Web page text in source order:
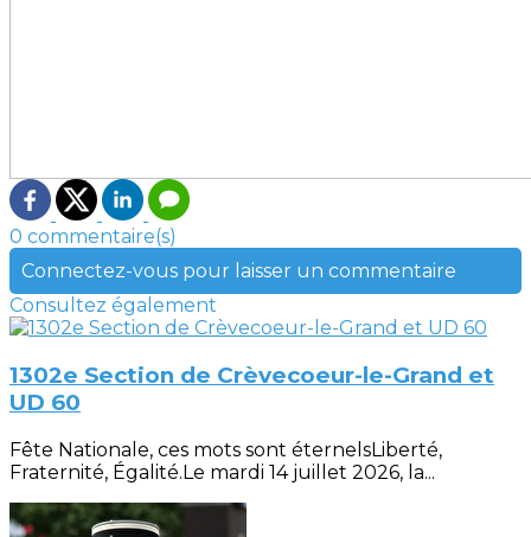
0 commentaire(s)
Connectez-vous pour laisser un commentaire
Consultez également
1302e Section de Crèvecoeur-le-Grand et
UD 60
Fête Nationale, ces mots sont éternelsLiberté,
Fraternité, Égalité.Le mardi 14 juillet 2026, la...